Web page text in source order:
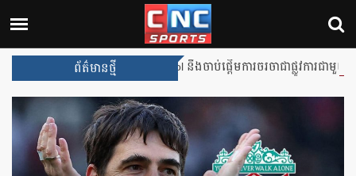
ព័ត៌មានថ្មីLiverpool នឹងចាប់ផ្តើមការចរចាជាផ្លូវការជាមួយលោក